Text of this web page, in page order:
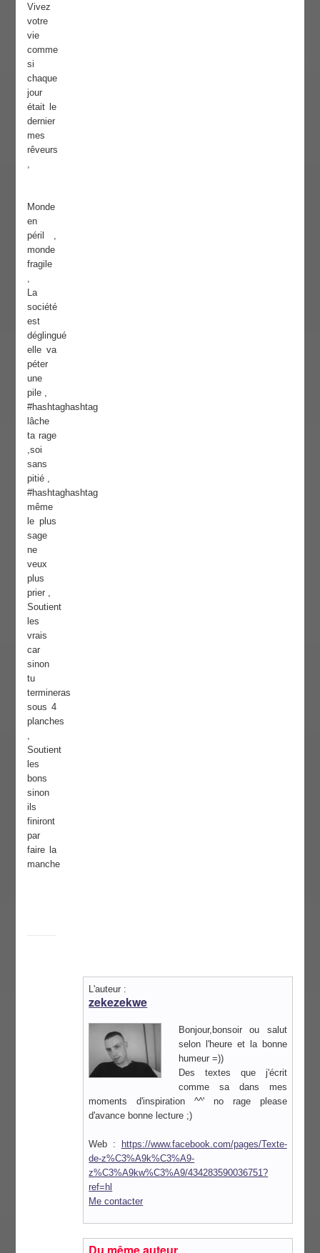
Vivez
votre
vie
comme
si
chaque
jour
était le
dernier
mes
rêveurs
Monde
en
péril ,
monde
fragile
La
société
est
déglingué
elle va
péter
une
pile ,
#hashtaghashtag
lâche
ta rage
,soi
sans
pitié ,
#hashtaghashtag
même
le plus
sage
ne
veux
plus
prier ,
Soutient
les
vrais
car
sinon
tu
termineras
sous 4
planches
Soutient
les
bons
sinon
ils
finiront
par
faire la
manche
L'auteur :
zekezekwe
Bonjour,bonsoir ou salut
selon l'heure et la bonne
humeur =))
Des textes que j'écrit
comme sa dans mes
moments d'inspiration ^^' no rage please
d'avance bonne lecture ;)
Web : https://www.facebook.com/pages/Texte-
de-z%C3%A9k%C3%A9-
z%C3%A9kw%C3%A9/434283590036751?
ref=hl
Me contacter